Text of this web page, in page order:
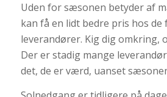
Uden for sæsonen betyder af
kan få en lidt bedre pris hos de
leverandører. Kig dig omkring,
Der er stadig mange
det, de er værd, uanset